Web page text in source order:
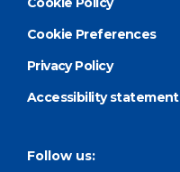
Cookie Preferences
Privacy Policy
Accessibility statement
Follow us: